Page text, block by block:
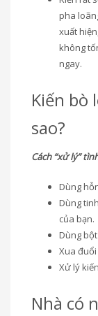
pha
xuất
không
ngay.
Kiến bò
sao?
Cách “xử lý”
Dùng
Dùng
của bạn.
Dùng
Xua
Xử lý
Nhà có